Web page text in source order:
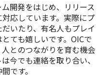
開発をはじめ、リリース
応しています。実際にプ
いたり、有名人もプレイ
ても嬉しいです。OICで
とのつながりを育む機会
今でも連絡を取り合い、
です。